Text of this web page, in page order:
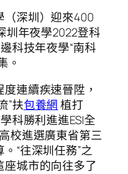
（深圳）迎來400
圳年夜學2022登科
科技年夜學“南科
。
連續疾速晉陞，
”扶包養網植打
科勝利進進ESI全
校進選廣東省第三
“往深圳任務”之
城市的向往多了